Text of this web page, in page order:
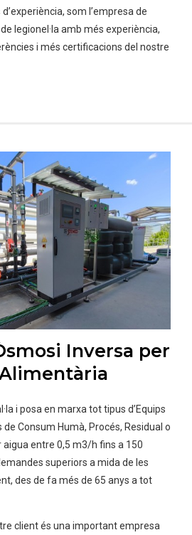
som l’empresa de
legionel·la amb més experiència,
i més certificacions del nostre
Inversa per
i posa en marxa tot tipus d’Equips
Consum Humà, Procés, Residual o
aigua entre 0,5 m3/h fins a 150
superiors a mida de les
des de fa més de 65 anys a tot
client és una important empresa